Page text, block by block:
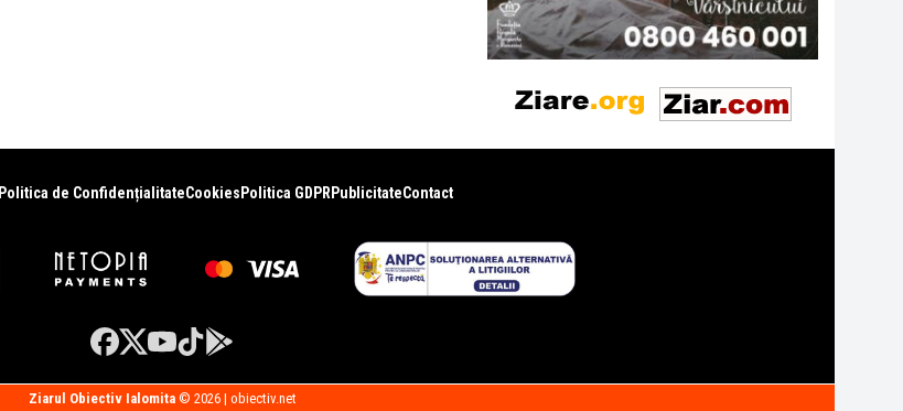
Politica de ConfidențialitateCookies Politica GDPR PublicitateContact
Ziarul Obiectiv Ialomita© 2026 | obiectiv.net